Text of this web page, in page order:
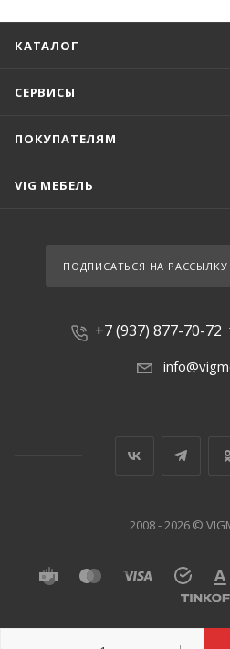
КАТАЛОГ
СЕРВИСЫ
ПОКУПАТЕЛЯМ
VIG МЕБЕЛЬ
ПОДПИСАТЬСЯ НА РАССЫЛКУ
+7 (937) 877-70-72
2008 - 2026 ©